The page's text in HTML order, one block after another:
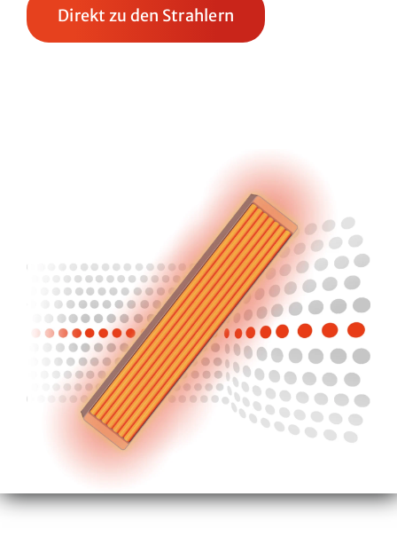
Direkt zu den Strahlern